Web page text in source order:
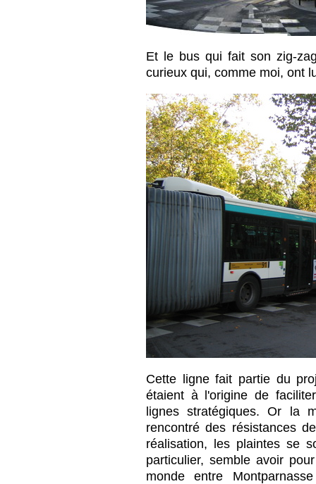
Et le bus qui fait son zig-
curieux qui, comme moi, ont
Cette ligne fait partie du
étaient à l'origine de
lignes stratégiques. Or la
rencontré des résistances
réalisation, les plaintes se
particulier, semble avoir
monde entre